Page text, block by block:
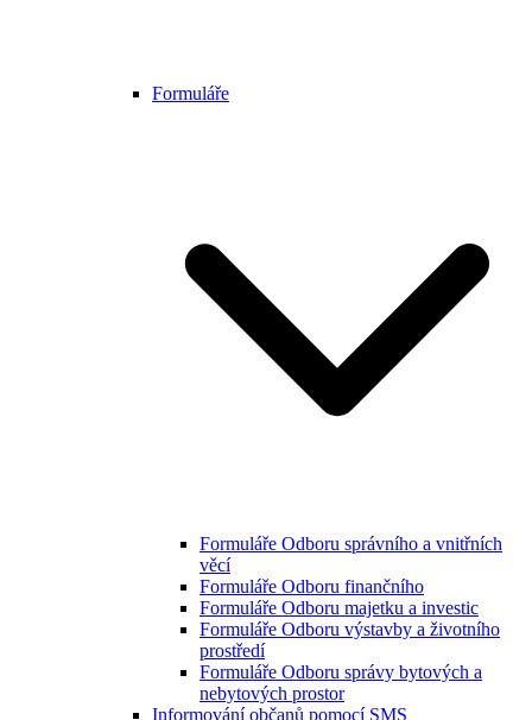
Formuláře
Formuláře Odboru správního a vnitřních
věcí
Formuláře Odboru finančního
Formuláře Odboru majetku a investic
Formuláře Odboru výstavby a životního
prostředí
Formuláře Odboru správy bytových a
nebytových prostor
Informování občanů pomocí SMS